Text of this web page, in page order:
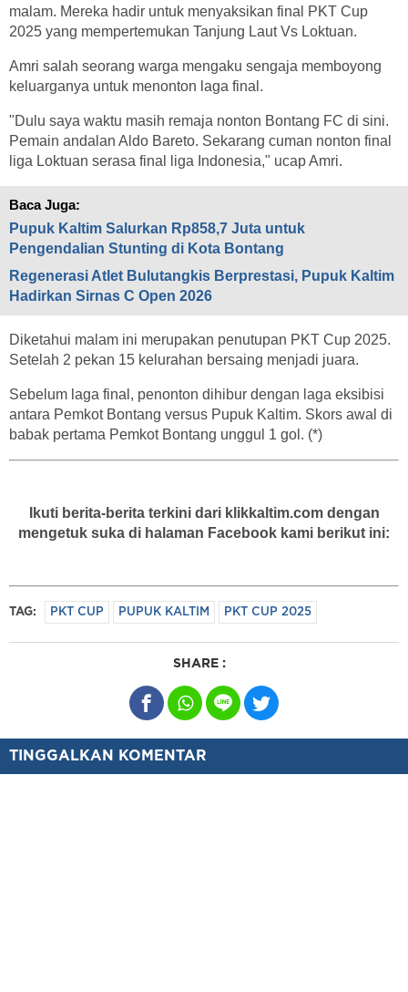
malam. Mereka hadir untuk menyaksikan final PKT Cup
2025 yang mempertemukan Tanjung Laut Vs Loktuan.
Amri salah seorang warga mengaku sengaja memboyong
keluarganya untuk menonton laga final.
"Dulu saya waktu masih remaja nonton Bontang FC di sini.
Pemain andalan Aldo Bareto. Sekarang cuman nonton final
liga Loktuan serasa final liga Indonesia," ucap Amri.
Baca Juga:
Pupuk Kaltim Salurkan Rp858,7 Juta untuk
Pengendalian Stunting di Kota Bontang
Regenerasi Atlet Bulutangkis Berprestasi, Pupuk Kaltim
Hadirkan Sirnas C Open 2026
Diketahui malam ini merupakan penutupan PKT Cup 2025.
Setelah 2 pekan 15 kelurahan bersaing menjadi juara.
Sebelum laga final, penonton dihibur dengan laga eksibisi
antara Pemkot Bontang versus Pupuk Kaltim. Skors awal di
babak pertama Pemkot Bontang unggul 1 gol. (*)
Ikuti berita-berita terkini dari klikkaltim.com dengan
mengetuk suka di halaman Facebook kami berikut ini:
TAG: PKT CUP PUPUK KALTIM PKT CUP 2025
SHARE :
TINGGALKAN KOMENTAR